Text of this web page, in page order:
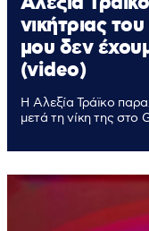
νικήτριας
μου δεν
(video)
Η Αλεξία Τράϊκο
μετά τη νίκη της στο